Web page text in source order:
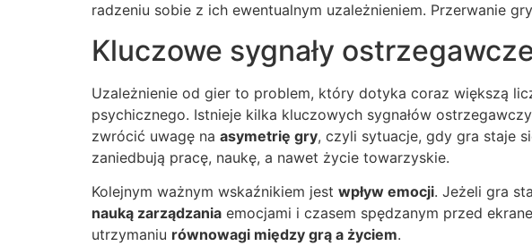
radzeniu sobie z ich ewentualnym uzależnieniem. Przerwanie
Kluczowe sygnały
Uzależnienie od gier to problem, który dotyka coraz większą
psychicznego. Istnieje kilka kluczowych sygnałów
zwrócić uwagę na asymetrię gry, czyli sytuacje, gdy gra staje
zaniedbują pracę, naukę, a nawet życie towarzyskie.
Kolejnym ważnym wskaźnikiem jest wpływ emocji. Jeżeli gra
nauką zarządzania emocjami i czasem spędzanym przed
utrzymaniu równowagi między grą a życiem.